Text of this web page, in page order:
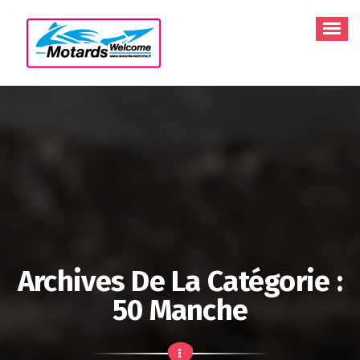
contenu
Archives De La Catégorie :
50 Manche